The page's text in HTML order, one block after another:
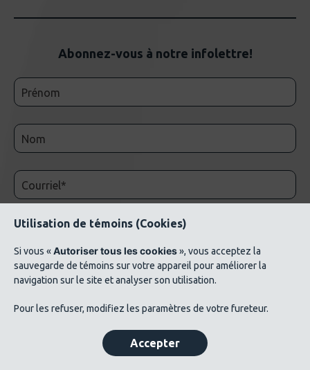
Abonnez-vous à notre infolettre!
© 2026 AluQuébec. Tous droits réservés. // Conditions d’utilisation // Liste de crédits
Politique de confidentialité
Utilisation de témoins (Cookies)
Si vous «Autoriser tous les cookies», vous acceptez la
sauvegarde de témoins sur votre appareil pour améliorer la
navigation sur le site et analyser son utilisation.
Pour les refuser, modifiez les paramètres de votre fureteur.
Accepter